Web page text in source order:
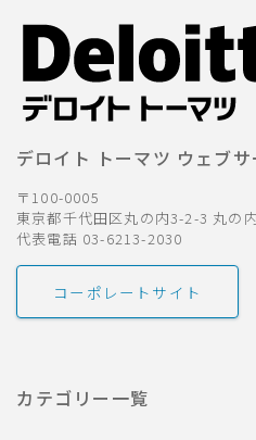
デロイト トーマツ ウェブ
〒100-0005
東京都千代田区丸の内3-2-3 丸の
代表電話 03-6213-2030
コーポレートサイト
カテゴリー一覧